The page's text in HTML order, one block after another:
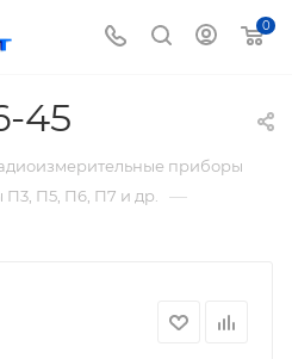
0
45
приборы
П5, П6, П7 и др. —